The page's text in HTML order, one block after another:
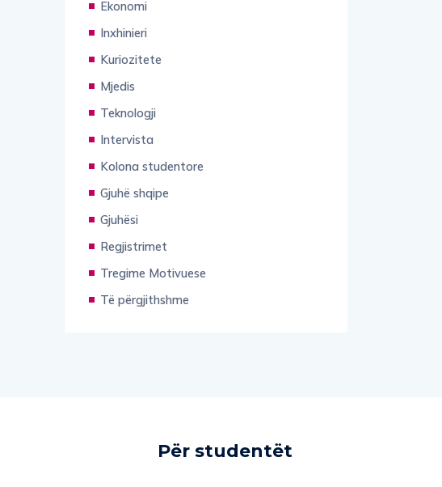
Ekonomi
Inxhinieri
Kuriozitete
Mjedis
Teknologji
Intervista
Kolona studentore
Gjuhë shqipe
Gjuhësi
Regjistrimet
Tregime Motivuese
Të përgjithshme
Për studentët